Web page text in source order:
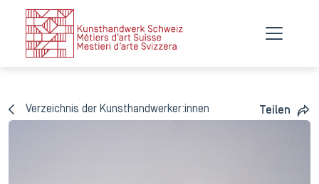
Verzeichnis der Kunsthandwerker:innen Teilen